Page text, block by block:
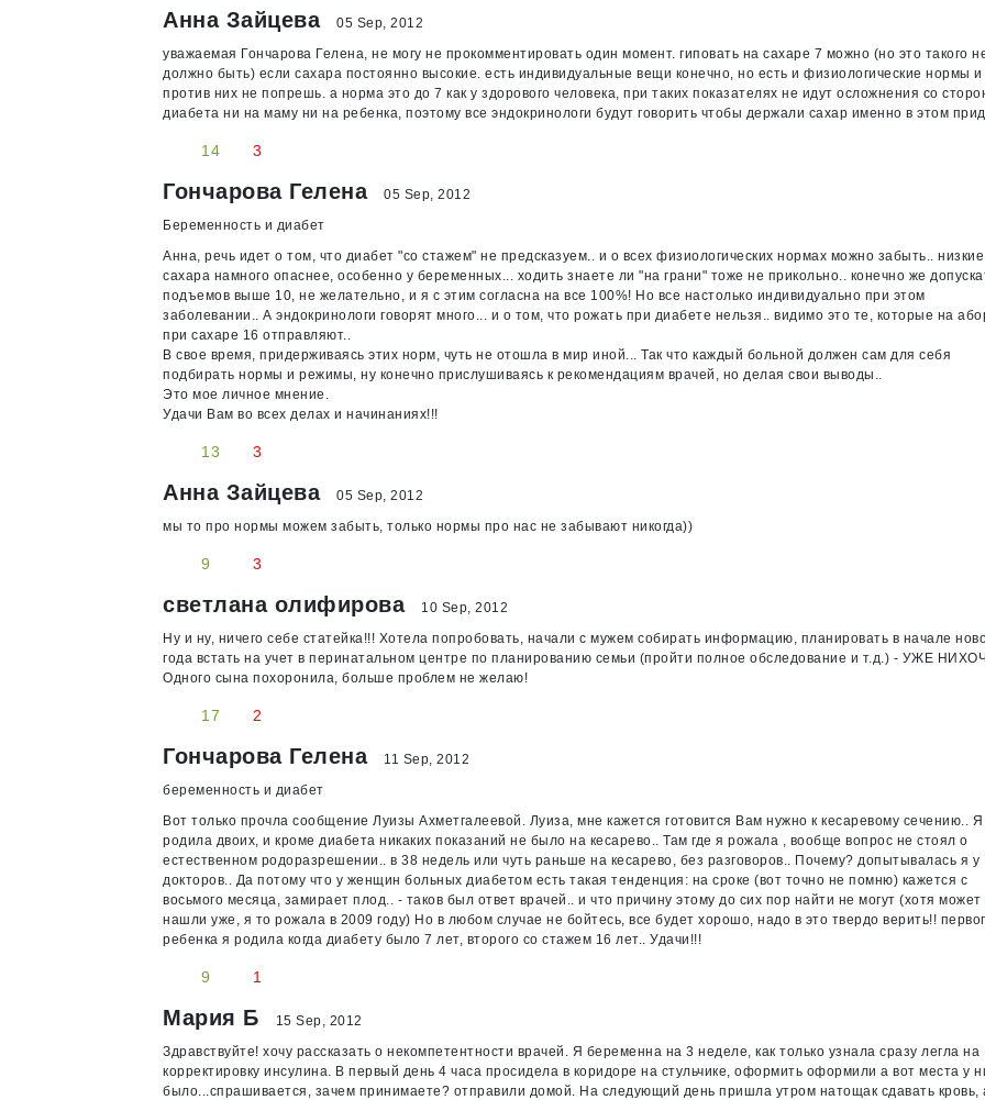
Анна Зайцева
05 Sep, 2012
уважаемая Гончарова Гелена, не могу не прокомментировать один момент. гиповать на сахаре 7 можно (но это такого
должно быть) если сахара постоянно высокие. есть индивидуальные вещи конечно, но есть и физиологические нормы и
против них не попрешь. а норма это до 7 как у здорового человека, при таких показателях не идут осложнения со
диабета ни на маму ни на ребенка, поэтому все эндокринологи будут говорить чтобы держали сахар именно в этом
14 3
Гончарова Гелена
05 Sep, 2012
Беременность и диабет
Анна, речь идет о том, что диабет "со стажем" не предсказуем.. и о всех физиологических нормах можно забыть.. низкие
сахара намного опаснее, особенно у беременных... ходить знаете ли "на грани" тоже не прикольно.. конечно же
подъемов выше 10, не желательно, и я с этим согласна на все 100%! Но все настолько индивидуально при этом
заболевании.. А эндокринологи говорят много... и о том, что рожать при диабете нельзя.. видимо это те, которые на
при сахаре 16 отправляют..
В свое время, придерживаясь этих норм, чуть не отошла в мир иной... Так что каждый больной должен сам для себя
подбирать нормы и режимы, ну конечно прислушиваясь к рекомендациям врачей, но делая свои выводы..
Это мое личное мнение.
Удачи Вам во всех делах и начинаниях!!!
13 3
Анна Зайцева
05 Sep, 2012
мы то про нормы можем забыть, только нормы про нас не забывают никогда))
9 3
светлана олифирова
10 Sep, 2012
Ну и ну, ничего себе статейка!!! Хотела попробовать, начали с мужем собирать информацию, планировать в начале
года встать на учет в перинатальном центре по планированию семьи (пройти полное обследование и т.д.) - УЖЕ
Одного сына похоронила, больше проблем не желаю!
17 2
Гончарова Гелена
11 Sep, 2012
беременность и диабет
Вот только прочла сообщение Луизы Ахметгалеевой. Луиза, мне кажется готовится Вам нужно к кесаревому сечению.. Я
родила двоих, и кроме диабета никаких показаний не было на кесарево.. Там где я рожала , вообще вопрос не стоял о
естественном родоразрешении.. в 38 недель или чуть раньше на кесарево, без разговоров.. Почему? допытывалась я у
докторов.. Да потому что у женщин больных диабетом есть такая тенденция: на сроке (вот точно не помню) кажется с
восьмого месяца, замирает плод.. - таков был ответ врачей.. и что причину этому до сих пор найти не могут (хотя может
нашли уже, я то рожала в 2009 году) Но в любом случае не бойтесь, все будет хорошо, надо в это твердо верить!!
ребенка я родила когда диабету было 7 лет, второго со стажем 16 лет.. Удачи!!!
9 1
Мария Б
15 Sep, 2012
Здравствуйте! хочу рассказать о некомпетентности врачей. Я беременна на 3 неделе, как только узнала сразу легла на
корректировку инсулина. В первый день 4 часа просидела в коридоре на стульчике, оформить оформили а вот места у
было...спрашивается, зачем принимаете? отправили домой. На следующий день пришла утром натощак сдавать кровь,